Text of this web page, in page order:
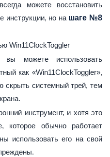
можете восстановить
инструкции, но на шаге №8
Win11ClockToggler
вы можете использовать
как «Win11ClockToggler»,
скрыть системный трей, тем
инструмент, и хотя это
которое обычно работает
использовать его на свой